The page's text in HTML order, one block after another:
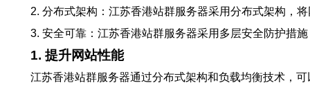
2. 分布式架构：江苏香港站群服务器采用分布式架构，
3. 安全可靠：江苏香港站群服务器采用多层安全防护措
1. 提升网站性能
江苏香港站群服务器通过分布式架构和负载均衡技术，